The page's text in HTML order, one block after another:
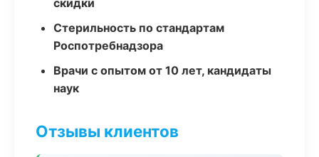
скидки
Стерильность по стандартам
Роспотребнадзора
Врачи с опытом от 10 лет, кандидаты
наук
Отзывы клиентов